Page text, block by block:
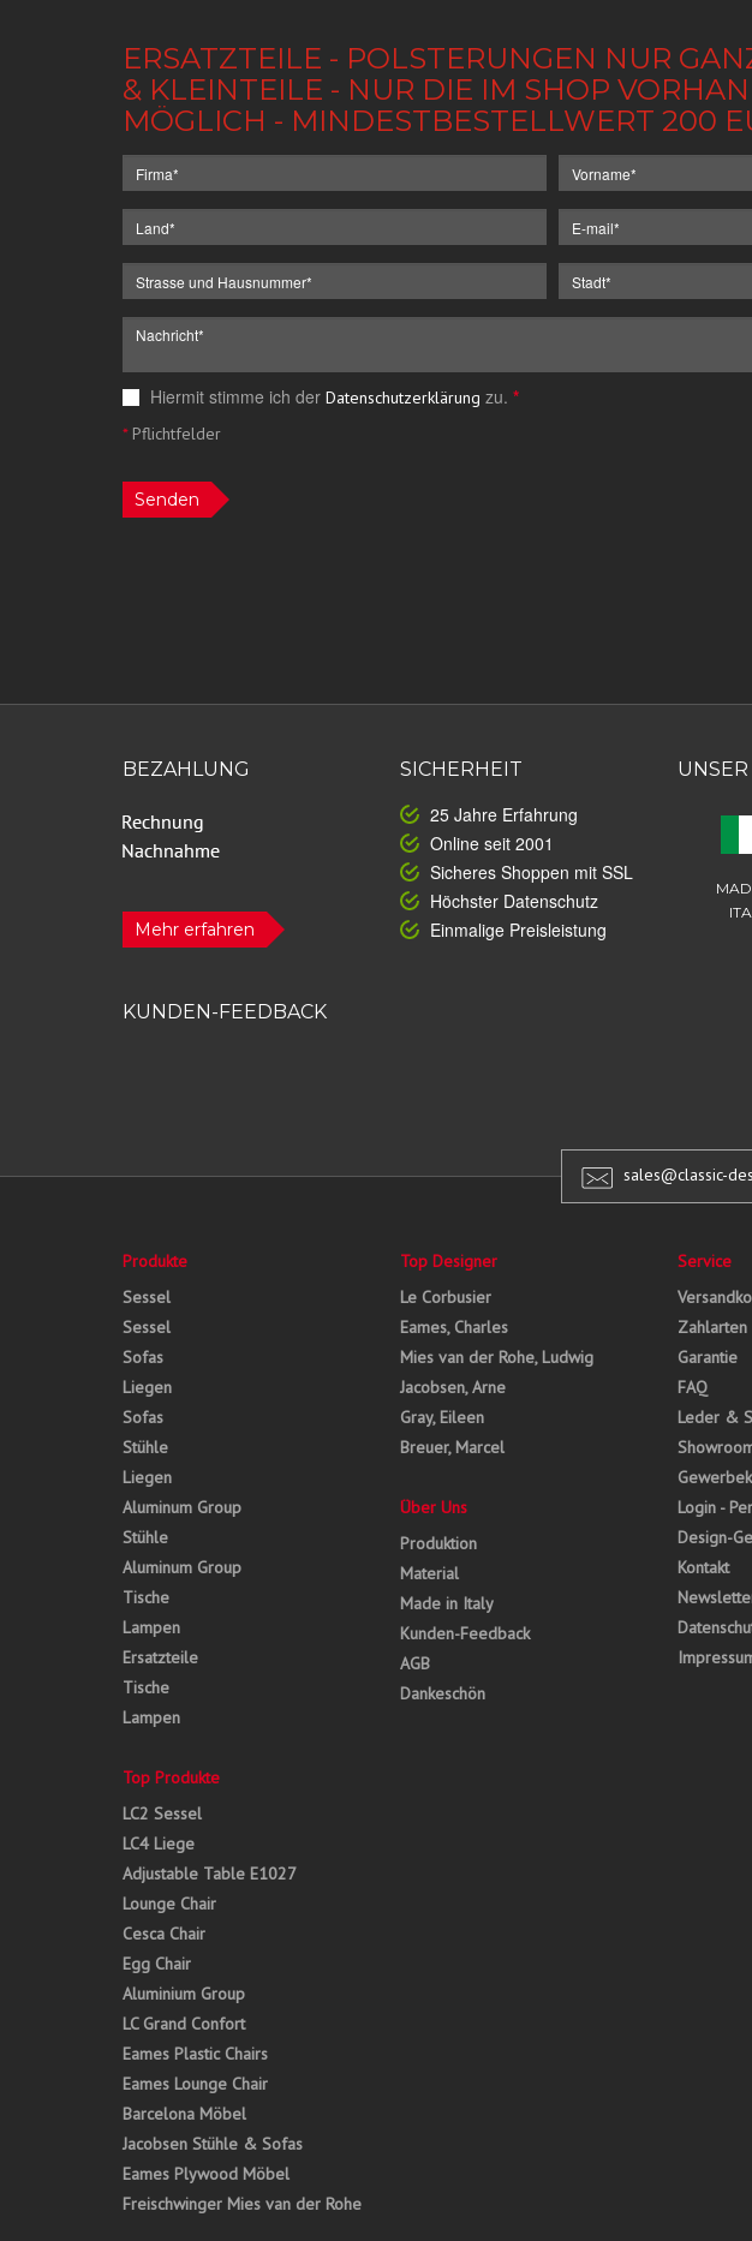
ERSATZTEILE - POLSTERUNGEN NUR
& KLEINTEILE - NUR DIE IM SHOP
MÖGLICH - MINDESTBESTELLWERT 200
Hiermit stimme ich der Datenschutzerklärung zu. *
*Pflichtfelder
Senden
BEZAHLUNG
Mehr erfahren
SICHERHEIT
25 Jahre Erfahrung
Online seit 2001
Sicheres Shoppen mit SSL
Höchster Datenschutz
Einmalige Preisleistung
KUNDEN-FEEDBACK
sales@classic-
Produkte
Sessel
Sessel
Sofas
Liegen
Sofas
Stühle
Liegen
Aluminum Group
Stühle
Aluminum Group
Tische
Lampen
Ersatzteile
Tische
Lampen
Top Produkte
LC2 Sessel
LC4 Liege
Adjustable Table E1027
Lounge Chair
Cesca Chair
Egg Chair
Aluminium Group
LC Grand Confort
Eames Plastic Chairs
Eames Lounge Chair
Barcelona Möbel
Jacobsen Stühle & Sofas
Eames Plywood Möbel
Freischwinger Mies van der Rohe
Top Designer
Le Corbusier
Eames, Charles
Mies van der Rohe, Ludwig
Jacobsen, Arne
Gray, Eileen
Breuer, Marcel
Über Uns
Produktion
Material
Made in Italy
Kunden-Feedback
AGB
Dankeschön
Service
Zahlarten
Garantie
FAQ
Leder &
Login -
Design-
Kontakt